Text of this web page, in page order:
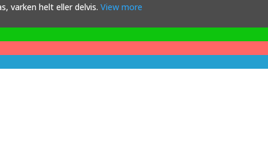
varken helt eller delvis. View more